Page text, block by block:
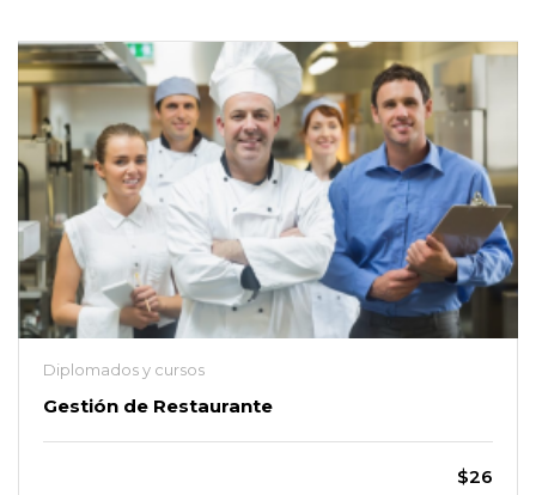
Diplomados y cursos
Gestión de Restaurante
$26